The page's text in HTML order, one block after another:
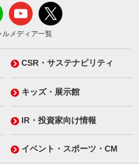
ルメディア一覧
CSR・サステナビリティ
キッズ・展示館
IR・投資家向け情報
イベント・スポーツ・CM